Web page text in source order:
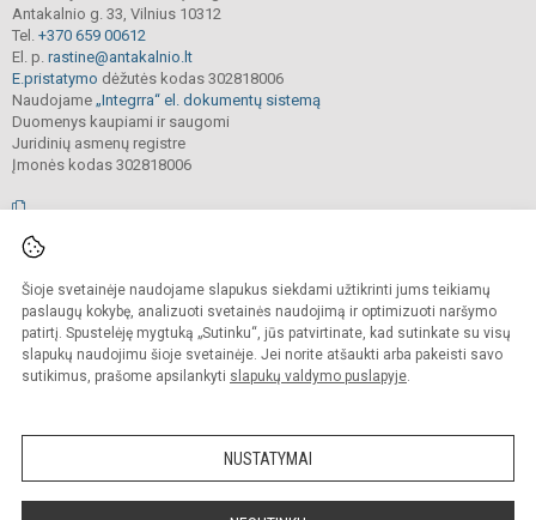
Šioje svetainėje naudojame slapukus siekdami užtikrinti jums teikiamų
paslaugų kokybę, analizuoti svetainės naudojimą ir optimizuoti naršymo
patirtį. Spustelėję mygtuką „Sutinku“, jūs patvirtinate, kad sutinkate su visų
slapukų naudojimu šioje svetainėje. Jei norite atšaukti arba pakeisti savo
sutikimus, prašome apsilankyti slapukų valdymo puslapyje.
NUSTATYMAI
Antakalnio g. 33, Vilnius 10312
Tel. +370 659 00612
El. p. rastine@antakalnio.lt
E.pristatymo dėžutės kodas 302818006
Naudojame „Integrra“ el. dokumentų sistemą
Duomenys kaupiami ir saugomi
Juridinių asmenų registre
Įmonės kodas 302818006
Kopijuoti, cituoti ar kitaip atvaizduoti internetinės svetainės turinį be raštiško
mokyklos vadovų sutikimo yra draudžiama.
Prieinamumo paraiška Slapukų valdymas
Sumanus būdas atnaujinti